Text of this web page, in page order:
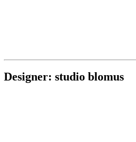
Designer: studio blomus